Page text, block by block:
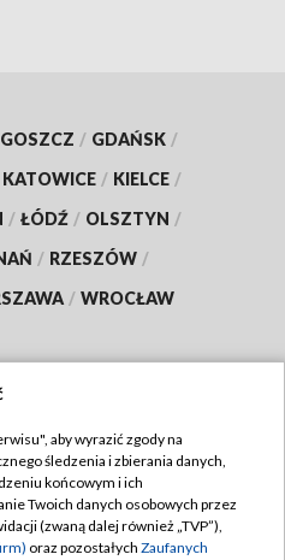
/ GDAŃSK /
KATOWICE / KIELCE /
/ ŁÓDŹ / OLSZTYN /
/ RZESZÓW /
/ WROCŁAW
TVP
TVP
prywatności
aby wyrazić zgody na
śledzenia i zbierania danych,
końcowym i ich
Twoich danych osobowych przez
(zwaną dalej również „TVP”),
oraz pozostałych Zaufanych